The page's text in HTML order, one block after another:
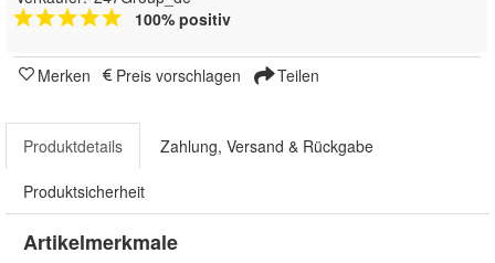
100% positiv
Merken Preis vorschlagen Teilen
Produktdetails Zahlung, Versand & Rückgabe
Produktsicherheit
Artikelmerkmale